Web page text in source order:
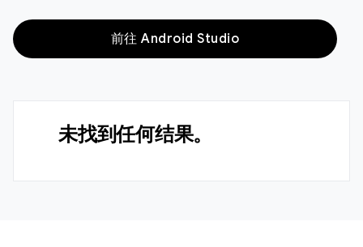
前往 Android Studio
未找到任何结果。